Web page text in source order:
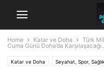
Home Katar ve Doha
Türk
Cuma Günü Doha’da
Katar ve Doha Seyahat, Spor,